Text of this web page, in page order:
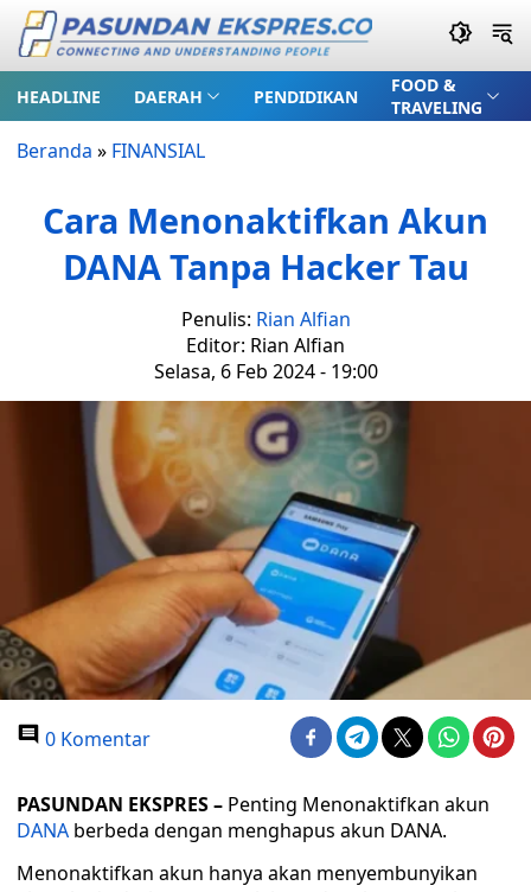
HEADLINE DAERAH PENDIDIKAN
FOOD &
TRAVELING
Beranda » FINANSIAL
Cara Menonaktifkan Akun
DANA Tanpa Hacker Tau
Penulis: Rian Alfian
Editor: Rian Alfian
Selasa, 6 Feb 2024 - 19:00
0 Komentar
PASUNDAN EKSPRES – Penting Menonaktifkan akun
DANA berbeda dengan menghapus akun DANA.
Menonaktifkan akun hanya akan menyembunyikan